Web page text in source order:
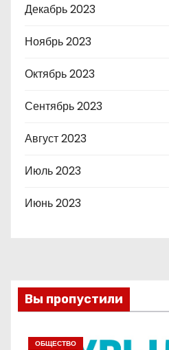
Декабрь 2023
Ноябрь 2023
Октябрь 2023
Сентябрь 2023
Август 2023
Июль 2023
Июнь 2023
Вы пропустили
ОБЩЕСТВО